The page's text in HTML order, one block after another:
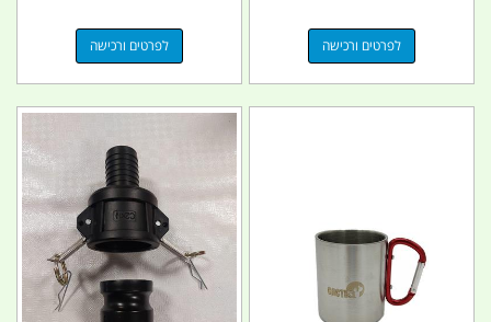
לפרטים ורכישה לפרטים ורכישה